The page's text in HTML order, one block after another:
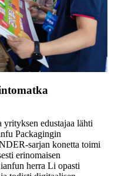
yrityksen edustajaa lähti
Packagingin
sarjan konetta toimi
erinomaisen
herra Li opasti